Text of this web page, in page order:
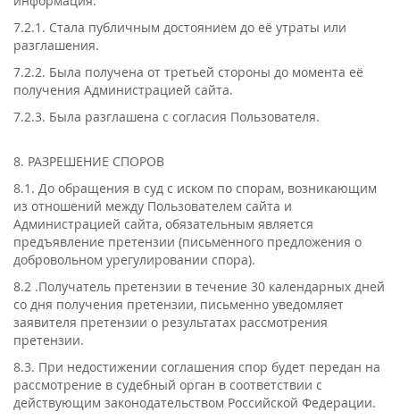
7.2.1. Стала публичным достоянием до её утраты или
разглашения.
7.2.2. Была получена от третьей стороны до момента её
получения Администрацией сайта.
7.2.3. Была разглашена с согласия Пользователя.
8. РАЗРЕШЕНИЕ СПОРОВ
8.1. До обращения в суд с иском по спорам, возникающим
из отношений между Пользователем сайта и
Администрацией сайта, обязательным является
предъявление претензии (письменного предложения о
добровольном урегулировании спора).
8.2 .Получатель претензии в течение 30 календарных дней
со дня получения претензии, письменно уведомляет
заявителя претензии о результатах рассмотрения
претензии.
8.3. При недостижении соглашения спор будет передан на
рассмотрение в судебный орган в соответствии с
действующим законодательством Российской Федерации.